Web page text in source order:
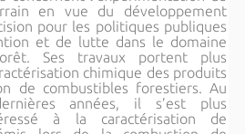
en vue du développement
pour les politiques publiques
et de lutte dans le domaine
Ses travaux portent plus
chimique des produits
de combustibles forestiers.Au
années, il s’est plus
à la caractérisation de